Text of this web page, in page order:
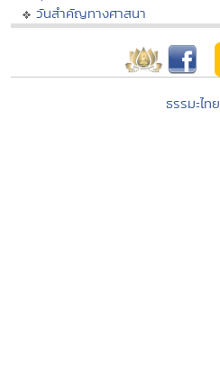
วันสำคัญทางศาสนา
ธรรมะไทย